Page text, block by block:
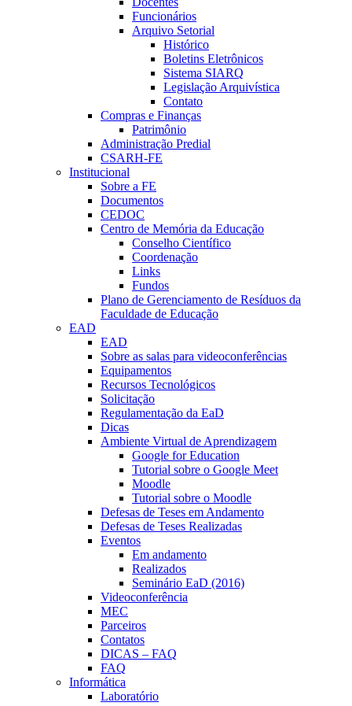
Funcionários
Arquivo Setorial
Histórico
Boletins Eletrônicos
Sistema SIARQ
Legislação Arquivística
Contato
Compras e Finanças
Patrimônio
Administração Predial
CSARH-FE
Institucional
Sobre a FE
Documentos
CEDOC
Centro de Memória da Educação
Conselho Científico
Coordenação
Links
Fundos
Plano de Gerenciamento de Resíduos da
Faculdade de Educação
EAD
EAD
Sobre as salas para videoconferências
Equipamentos
Recursos Tecnológicos
Solicitação
Regulamentação da EaD
Dicas
Ambiente Virtual de Aprendizagem
Google for Education
Tutorial sobre o Google Meet
Moodle
Tutorial sobre o Moodle
Defesas de Teses em Andamento
Defesas de Teses Realizadas
Eventos
Em andamento
Realizados
Seminário EaD (2016)
Videoconferência
MEC
Parceiros
Contatos
DICAS – FAQ
FAQ
Informática
Laboratório